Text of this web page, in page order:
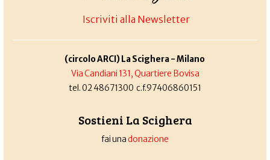
Iscriviti alla Newsletter
(circolo ARCI) La Scighera - Milano
Via Candiani 131, Quartiere Bovisa
tel. 02 48671300 c.f.97406860151
Sostieni La Scighera
fai unadonazione